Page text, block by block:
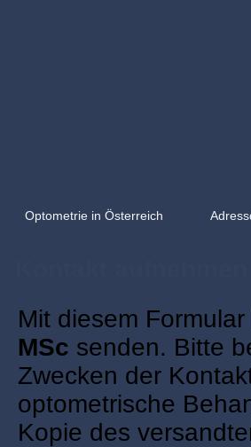
Optometrie in Österreich
Mit diesem
MSc senden. Bitte
Zwecken der
optometrische
Kopie des